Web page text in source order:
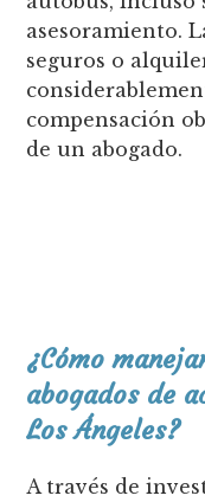
asesoramiento.
seguros o
compensación
de un abogado.
¿Cómo
abogados de
Los Ángeles?
A través de